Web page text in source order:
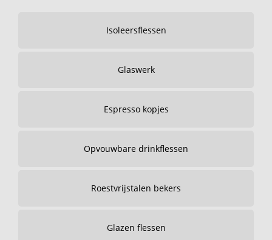
Isoleersflessen
Glaswerk
Espresso kopjes
Opvouwbare drinkflessen
Roestvrijstalen bekers
Glazen flessen